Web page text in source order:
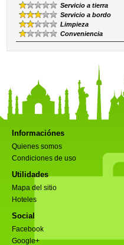
Servicio a tierra
Servicio a bordo
Limpieza
Conveniencia
Informaciónes
Quienes somos
Condiciones de uso
Utilidades
Mapa del sitio
Hoteles
Social
Facebook
Google+